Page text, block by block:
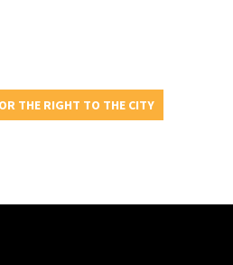
THE RIGHT TO THE CITY